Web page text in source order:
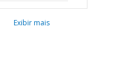
Exibir mais